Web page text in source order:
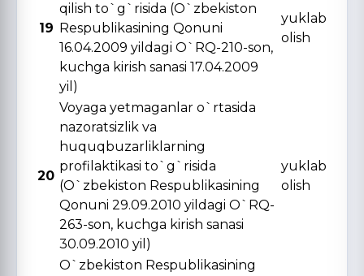
19
qilish to`g`risida (O`zbekiston
Respublikasining Qonuni
16.04.2009 yildagi O`RQ-210-son,
kuchga kirish sanasi 17.04.2009
yil)
yuklab
olish
20
Voyaga yetmaganlar o`rtasida
nazoratsizlik va
huquqbuzarliklarning
profilaktikasi to`g`risida
(O`zbekiston Respublikasining
Qonuni 29.09.2010 yildagi O`RQ-
263-son, kuchga kirish sanasi
30.09.2010 yil)
yuklab
olish
O`zbekiston Respublikasining